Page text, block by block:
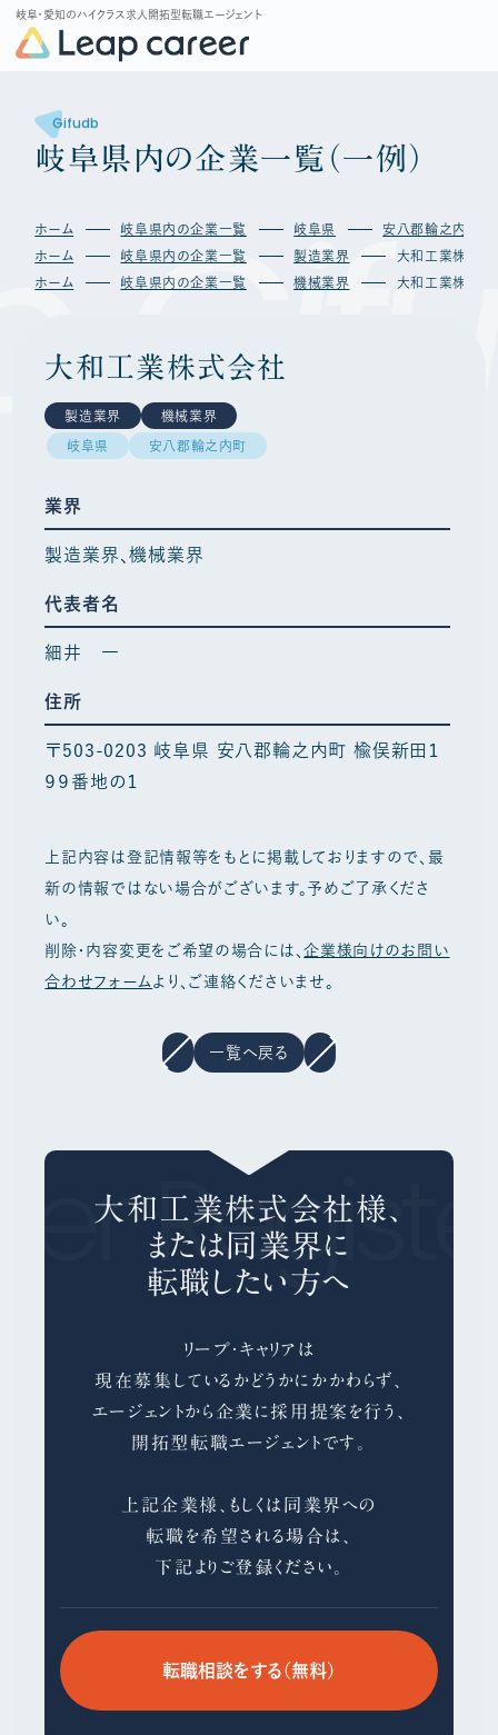
岐阜・愛知のハイクラス求人開拓型転職エージェント
Gifudb
岐阜県 内の企業一覧 （ 一例 ）
ホーム 岐阜県内の企業一覧 岐阜県
安八郡輪之内町
ホーム
岐阜県内の企業一覧 製造業界
大和工業株式会
ホーム
岐阜県内の企業一覧 機械業界 大和工業株式会
大和工業株式会社
製造業界 機械業界
岐阜県 安八郡輪之内町
業界
製造業界 機械業界
代表者名
細井 一
住所
〒503-0203 岐阜県 安八郡輪之内町 楡俣新田１
９９番地の１
上記内容は登記情報等をもとに掲載しておりますので、最
新の情報ではない場合がございます。予めご了承くださ
い。
削除・内容変更をご希望の場合には、企業様向けのお問い
合わせフォーム より、ご連絡くださいませ。
一覧へ戻る
大和工業株式会社様、
または同業界に
転職したい方へ
リープ・キャリアは
現在募集しているかどうかにかかわらず、
エージェントから企業に採用提案を行う、
開拓型転職エージェントです。
上記企業様、もしくは同業界への
転職を希望される場合は、
下記よりご登録ください。
転職相談をする（無料）